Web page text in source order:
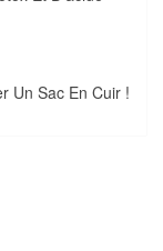
Un Sac En Cuir !